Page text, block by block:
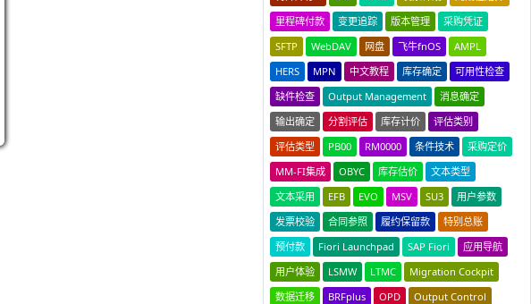
里程碑付款
变更追踪 版本管理
采购凭证
SFTP
WebDAV 网盘 飞牛fnOS
AMPL
HERS
MPN 中文教程 库存确定
可用性检查
缺件检查
Output Management
消息确定
输出确定
分割评估 库存计价
评估类别
评估类型
PB00 RM0000 条件技术
采购定价
MM-FI集成
OBYC 库存估价
文本类型
文本采用
EFB EVO MSV SU3
用户参数
发票校验
合同参照 履约保留款
特别总账
预付款
Fiori Launchpad SAP Fiori
应用导航
用户体验
LSMW LTMC
Migration Cockpit
数据迁移
BRFplus OPD
Output Control